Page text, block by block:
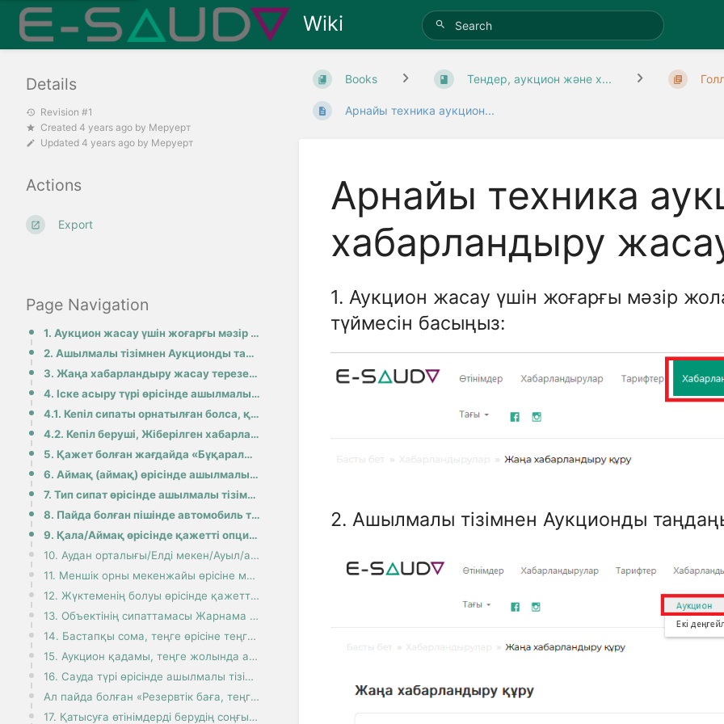
Wiki
Page Navigation
1. Аукцион жасау үшін жоғарғы мәзір жолағындағы Хабарландыру құру түймесін басыңыз:
2. Ашылмалы тізімнен Аукционды таңдаңыз:
3. Жаңа хабарландыру жасау терезесінде Сатушы телефоны, Сатушы электрондық поштасы, Сатушы мекенжайы
4. Іске асыру түрі өрісінде ашылмалы тізімнен қажетті опцияны таңдаңыз:
4.1. Кепіл сипаты орнатылған болса, құсбелгі пайда болуы үшін Кепіл сипаты өрісінің атауын басыңыз:
4.2. Кепіл беруші, Жіберілген хабарламалар мен алу белгілері, Сауда-саттық өткізілетін орын өрістері
5. Қажет болған жағдайда «Бұқаралық ақпарат құралдарындағы жарияланым» өрісінде дереккөзді көрсетіңі
6. Аймақ (аймақ) өрісінде ашылмалы тізімнен қажетті опцияны таңдаңыз:
7. Тип сипат өрісінде ашылмалы тізімнен қажетті түрді таңдаңыз:
8. Пайда болған пішінде автомобиль түрі, шығарылған елі, маркасы, шығарылған жылы, қозғалтқышы, Көлі
9. Қала/Аймақ өрісінде қажетті опцияны таңдаңыз:
10. Аудан орталығы/Елді мекен/Ауыл/аудан жолында қажетті опцияны таңдаңыз:
11. Меншік орны мекенжайы өрісіне мекенжайды енгізіңіз:
12. Жүктеменің болуы өрісінде қажетті опцияны таңдаңыз:
13. Объектінің сипаттамасы Жарнама тақырыбы және Жарнама сипаттамасы өрістерінде пайда болады, бірақ
14. Бастапқы сома, теңге өрісіне теңгемен бағаңызды енгізіңіз:
15. Аукцион қадамы, теңге жолында аукцион қадамының теңгедегі сомасы автоматты түрде пайда болады:
16. Сауда түрі өрісінде ашылмалы тізімнен ағылшын түрін таңдаңыз:
Ал пайда болған «Резервтік баға, теңге» өрісінде бағаны теңгемен көрсетіңіз:
17. Қатысуға өтінімдерді берудің соңғы мерзімі өрісінде күнтізбе белгішесі бар түймені басыңыз. Маңы
Books Тендер, аукцион және х...
Арнайы техника аукцион...
Арнайы техника
хабарландыру
1. Аукцион жасау үшін жоғарғы мәзір
түймесін басыңыз:
2. Ашылмалы тізімнен Аукционды
Details
Revision #1
Created 4 years ago by Меруерт
Updated 4 years ago by Меруерт
Actions
Export